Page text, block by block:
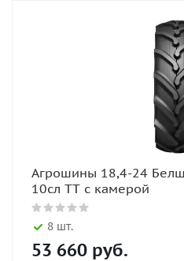
Агрошины 18,4-24
10сл TT с камерой
8 шт.
53 660 руб.